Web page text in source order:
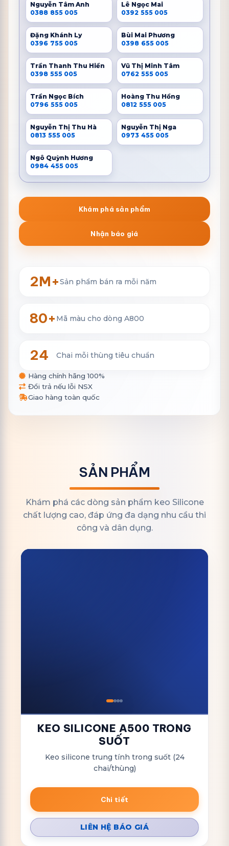
Nguyễn Tâm Anh
0388 855 005
Lê Ngọc Mai
0392 555 005
Đặng Khánh Ly
0396 755 005
Bùi Mai Phương
0398 655 005
Trần Thanh Thu Hiền
0398 555 005
Vũ Thị Minh Tâm
0762 555 005
Trần Ngọc Bích
0796 555 005
Hoàng Thu Hồng
0812 555 005
Nguyễn Thị Thu Hà
0813 555 005
Nguyễn Thị Nga
0973 455 005
Ngô Quỳnh Hương
0984 455 005
Khám phá sản phẩm
Nhận báo giá
2M+Sản phẩm bán ra mỗi năm
80+ Mã màu cho dòng A800
24 Chai mỗi thùng tiêu chuẩn
Hàng chính hãng 100%
Đổi trả nếu lỗi NSX
Giao hàng toàn quốc
SẢN PHẨM
Khám phá các dòng sản phẩm keo Silicone
chất lượng cao, đáp ứng đa dạng nhu cầu thi
công và dân dụng.
KEO SILICONE A500 TRONG
SUỐT
Keo silicone trung tính trong suốt (24
chai/thùng)
Chi tiết
LIÊN HỆ BÁO GIÁ